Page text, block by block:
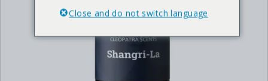
Close and do not switch language